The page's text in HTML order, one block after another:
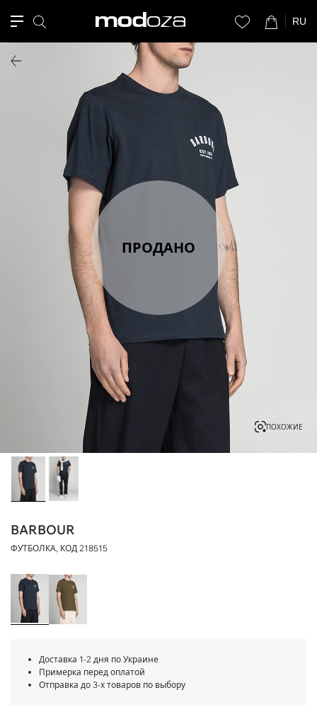
RU
ПОХОЖИЕ
ПРОДАНО
BARBOUR
ФУТБОЛКА, КОД 218515
Доставка 1-2 дня по Украине
Примерка перед оплатой
Отправка до 3-х товаров по выбору